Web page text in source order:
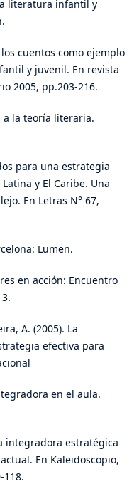
literatura infantil y
cuentos como ejemplo
y juvenil. En revista
2005, pp.203-216.
a la teoría literaria.
para una estrategia
y El Caribe. Una
En Letras N° 67,
Lumen.
en acción: Encuentro
A. (2005). La
efectiva para
en el aula.
integradora estratégica
En Kaleidoscopio,
118.